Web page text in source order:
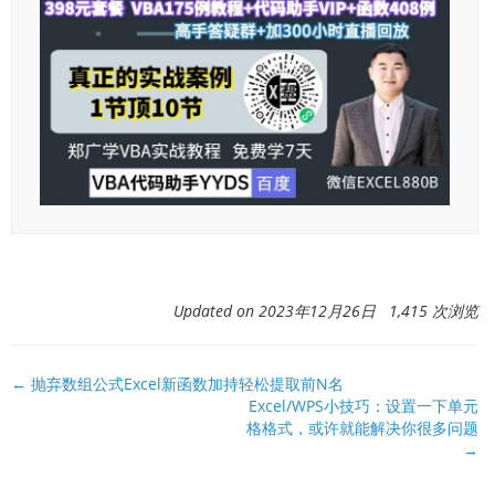
Updated on 2023年12月26日 1,415 次浏览
文
← 抛弃数组公式Excel新函数加持轻松提取前N名
Excel/WPS小技巧：设置一下单元
格格式，或许就能解决你很多问题
→